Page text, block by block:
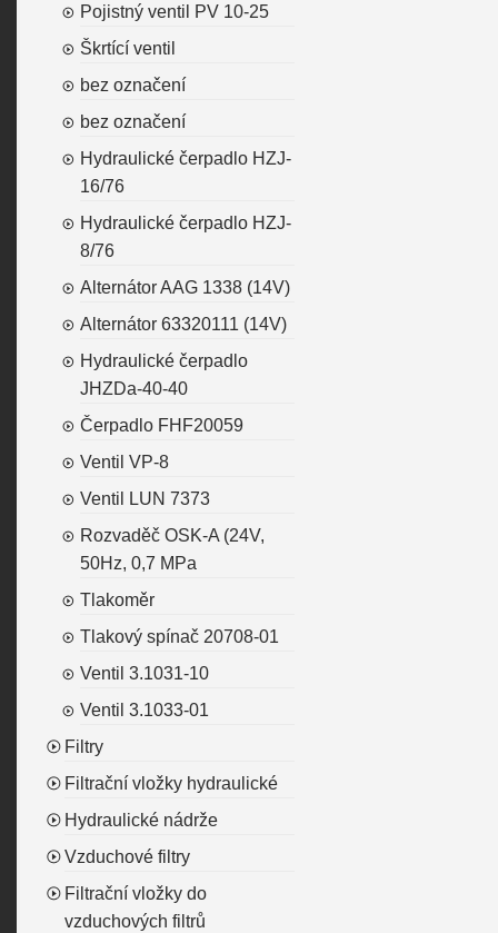
Pojistný ventil PV 10-25
Škrtící ventil
bez označení
bez označení
Hydraulické čerpadlo HZJ-
16/76
Hydraulické čerpadlo HZJ-
8/76
Alternátor AAG 1338 (14V)
Alternátor 63320111 (14V)
Hydraulické čerpadlo
JHZDa-40-40
Čerpadlo FHF20059
Ventil VP-8
Ventil LUN 7373
Rozvaděč OSK-A (24V,
50Hz, 0,7 MPa
Tlakoměr
Tlakový spínač 20708-01
Ventil 3.1031-10
Ventil 3.1033-01
Filtry
Filtrační vložky hydraulické
Hydraulické nádrže
Vzduchové filtry
Filtrační vložky do
vzduchových filtrů